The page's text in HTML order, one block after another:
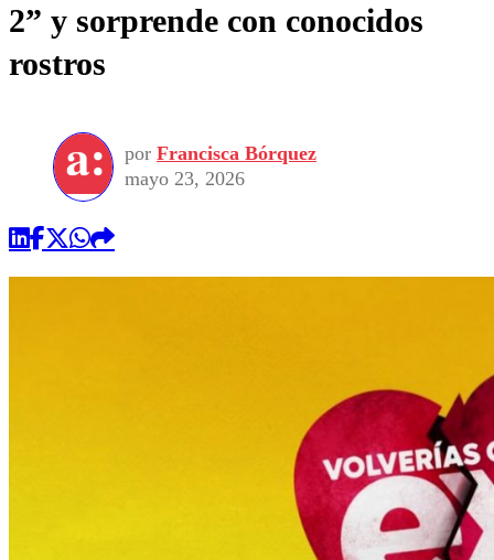
2” y sorprende con conocidos
rostros
por Francisca Bórquez
mayo 23, 2026